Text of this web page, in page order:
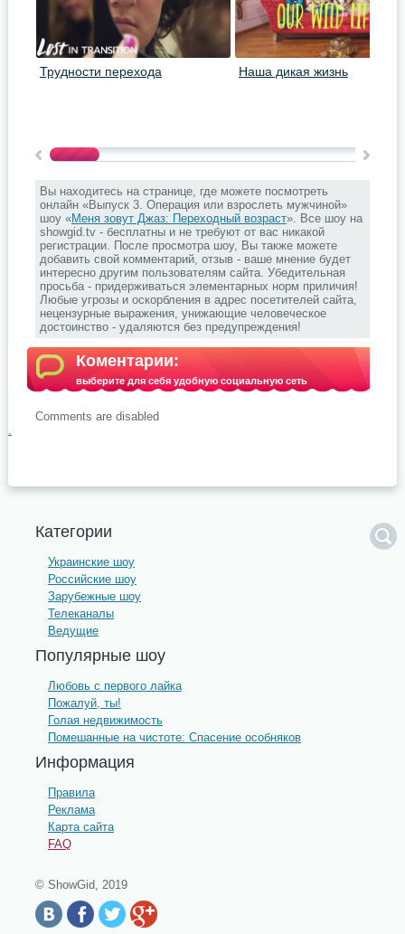
Трудности перехода Наша дикая жизнь
Вы находитесь на странице, где можете посмотреть
онлайн «Выпуск 3. Операция или взрослеть мужчиной»
шоу «Меня зовут Джаз: Переходный возраст». Все шоу на
showgid.tv - бесплатны и не требуют от вас никакой
регистрации. После просмотра шоу, Вы также можете
добавить свой комментарий, отзыв - ваше мнение будет
интересно другим пользователям сайта. Убедительная
просьба - придерживаться элементарных норм приличия!
Любые угрозы и оскорбления в адрес посетителей сайта,
нецензурные выражения, унижающие человеческое
достоинство - удаляются без предупреждения!
Коментарии:
выберите для себя удобную социальную сеть
Comments are disabled
.
Категории
Украинские шоу
Российские шоу
Зарубежные шоу
Телеканалы
Ведущие
Популярные шоу
Любовь с первого лайка
Пожалуй, ты!
Голая недвижимость
Помешанные на чистоте: Спасение особняков
Информация
Правила
Реклама
Карта сайта
FAQ
© ShowGid, 2019